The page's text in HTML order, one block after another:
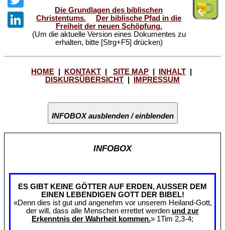
Twitter
LinkedIn
Die Grundlagen des biblischen
Christentums.
Der biblische Pfad in die
Freiheit der neuen Schöpfung.
(Um die aktuelle Version eines Dokumentes zu
erhalten, bitte [Strg+F5] drücken)
HOME KONTAKT SITE MAP INHALT
DISKURSÜBERSICHT
IMPRESSUM
INFOBOX ausblenden / einblenden
INFOBOX
ES GIBT KEINE GÖTTER AUF ERDEN, AUSSER DEM
EINEN LEBENDIGEN GOTT DER BIBEL!
«Denn dies ist gut und angenehm vor unserem Heiland-Gott,
der will, dass alle Menschen errettet werden und zur
Erkenntnis der Wahrheit kommen.» 1Tim 2,3-4;